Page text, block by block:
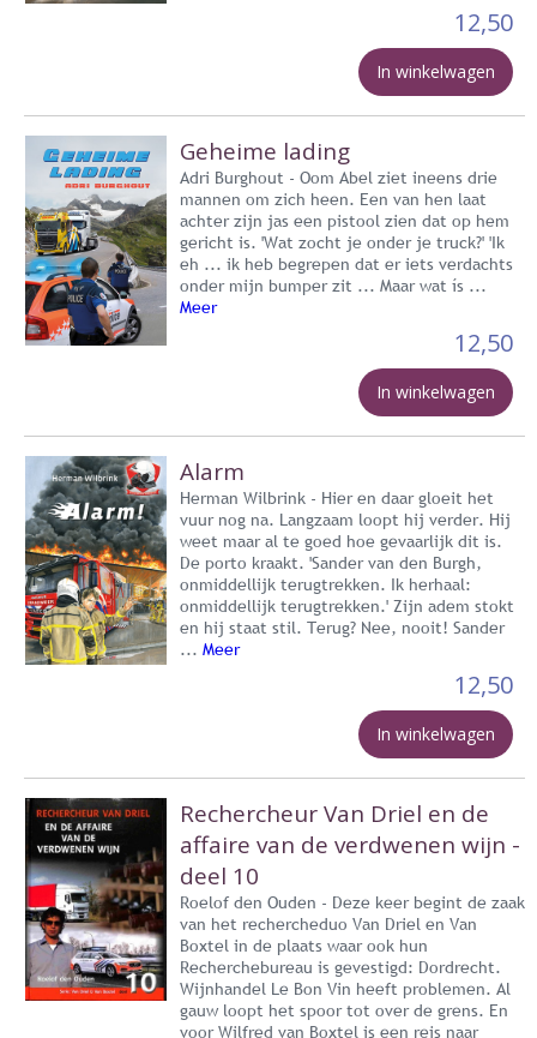
12,50
In winkelwagen
Geheime lading
Adri Burghout - Oom Abel ziet ineens drie
mannen om zich heen. Een van hen laat
achter zijn jas een pistool zien dat op hem
gericht is. 'Wat zocht je onder je truck?' 'Ik
eh ... ik heb begrepen dat er iets verdachts
onder mijn bumper zit ... Maar wat ís ...
Meer
12,50
In winkelwagen
Alarm
Herman Wilbrink - Hier en daar gloeit het
vuur nog na. Langzaam loopt hij verder. Hij
weet maar al te goed hoe gevaarlijk dit is.
De porto kraakt. 'Sander van den Burgh,
onmiddellijk terugtrekken. Ik herhaal:
onmiddellijk terugtrekken.' Zijn adem stokt
en hij staat stil. Terug? Nee, nooit! Sander
... Meer
12,50
In winkelwagen
Rechercheur Van Driel en de
affaire van de verdwenen wijn -
deel 10
Roelof den Ouden - Deze keer begint de zaak
van het rechercheduo Van Driel en Van
Boxtel in de plaats waar ook hun
Recherchebureau is gevestigd: Dordrecht.
Wijnhandel Le Bon Vin heeft problemen. Al
gauw loopt het spoor tot over de grens. En
voor Wilfred van Boxtel is een reis naar